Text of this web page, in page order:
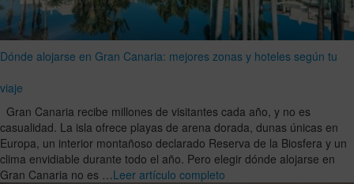
Dónde alojarse en Gran Canaria: mejores zonas y hoteles según tu
viaje
Gran Canaria recibe millones de visitantes cada año, y no es
casualidad. La isla ofrece playas de arena dorada, dunas únicas en
Europa, un interior montañoso declarado Reserva de la Biosfera y un
clima envidiable durante todo el año. Pero elegir dónde alojarse en
Gran Canaria no es …Leer artículo completo